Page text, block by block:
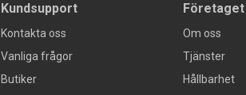
Kundsupport
Kontakta oss
Vanliga frågor
Butiker
Företaget
Om oss
Tjänster
Hållbarhet